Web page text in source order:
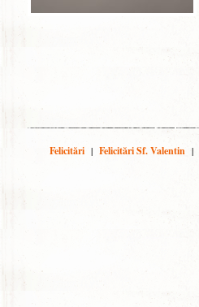
Felicitări | Felicitări Sf. Valentin |